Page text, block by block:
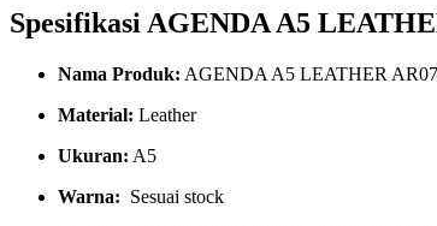
Spesifikasi AGENDA A5
Nama Produk: AGENDA A5 LEATHER AR07
Material: Leather
Ukuran: A5
Warna: Sesuai stock